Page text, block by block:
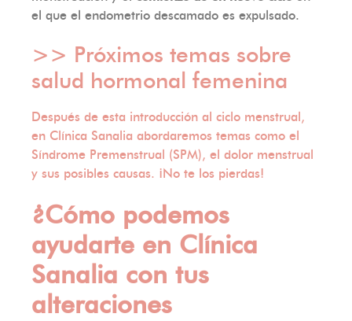
el que el endometrio descamado es expulsado.
>> Próximos temas sobre
salud hormonal femenina
Después de esta introducción al ciclo menstrual,
en Clínica Sanalia abordaremos temas como el
Síndrome Premenstrual (SPM), el dolor menstrual
y sus posibles causas. ¡No te los pierdas!
¿Cómo podemos
ayudarte en Clínica
Sanalia con tus
alteraciones